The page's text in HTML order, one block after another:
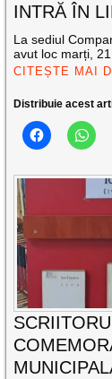
INTRĂ ÎN
La sediul
avut loc marți,
CITEȘTE MAI
Distribuie acest